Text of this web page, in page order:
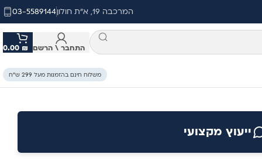
המרכבה 19, א"ת חולון 03-5589144
התחבר \ הרשם 0.00 ₪
משלוח חינם בהזמנות מעל 299 ש״ח
ייעוץ מקצועי